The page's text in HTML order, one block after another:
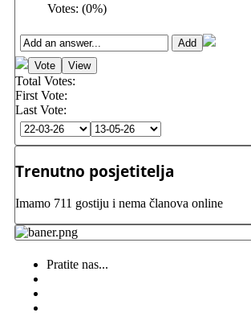
Votes: (0%)
Total Votes:
First Vote:
Last Vote:
Trenutno posjetitelja
Imamo 711 gostiju i nema članova online
Pratite nas...